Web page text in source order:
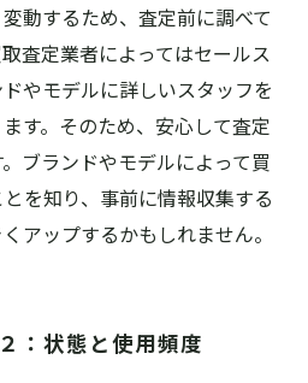
動するため、査定前に調べて
査定業者によってはセールス
やモデルに詳しいスタッフを
す。そのため、安心して査定
ブランドやモデルによって買
を知り、事前に情報収集する
アップするかもしれません。
：状態と使用頻度